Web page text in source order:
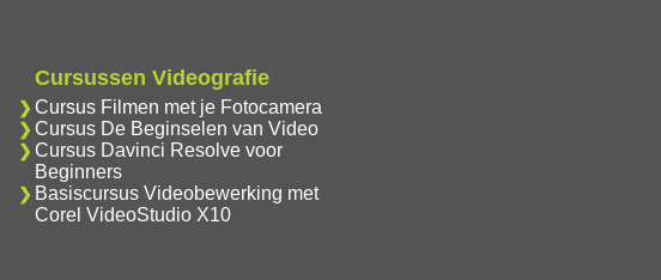
Cursussen Videografie
Cursus Filmen met je Fotocamera
Cursus De Beginselen van Video
Cursus Davinci Resolve voor
Beginners
Basiscursus Videobewerking met
Corel VideoStudio X10